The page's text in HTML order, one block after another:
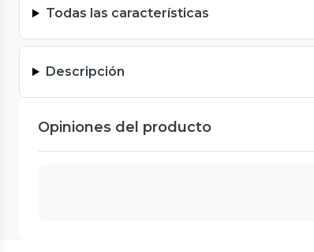
Todas las características
Descripción
Opiniones del producto